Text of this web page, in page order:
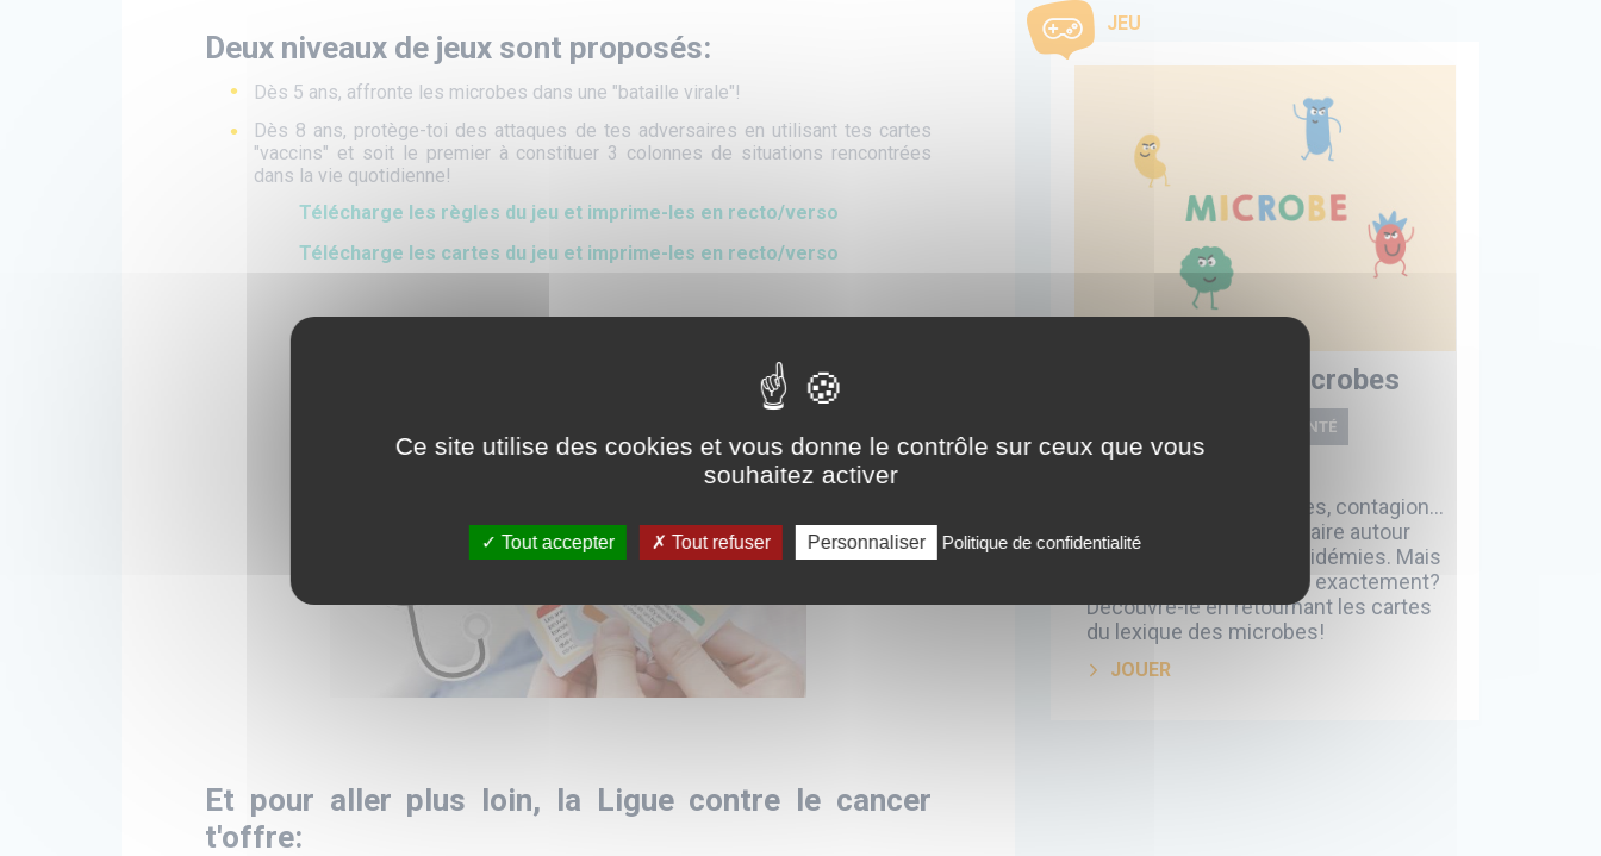
Deux niveaux de jeux sont proposés:
Dès 5 ans, affronte les microbes dans une "bataille virale"!
Dès 8 ans, protège-toi des attaques de tes adversaires en utilisant tes cartes
"vaccins" et soit le premier à constituer 3 colonnes de situations rencontrées
dans la vie quotidienne!
Télécharge les règles du jeu et imprime-les en recto/verso
Télécharge les cartes du jeu et imprime-les en recto/verso
Et pour aller plus loin, la Ligue contre le cancer
t'offre:
JEU
Le lexique des microbes
SCIENCES, CORPS ET SANTÉ
Microbes, virus, parasites, contagion…
Il existe tout un vocabulaire autour
des microbes et des épidémies. Mais
que signifient ces mots exactement?
Découvre-le en retournant les cartes
du lexique des microbes!
JOUER
Ce site utilise des cookies et vous donne le contrôle sur ceux que vous
souhaitez activer
Tout accepter Tout refuser Personnaliser Politique de confidentialité